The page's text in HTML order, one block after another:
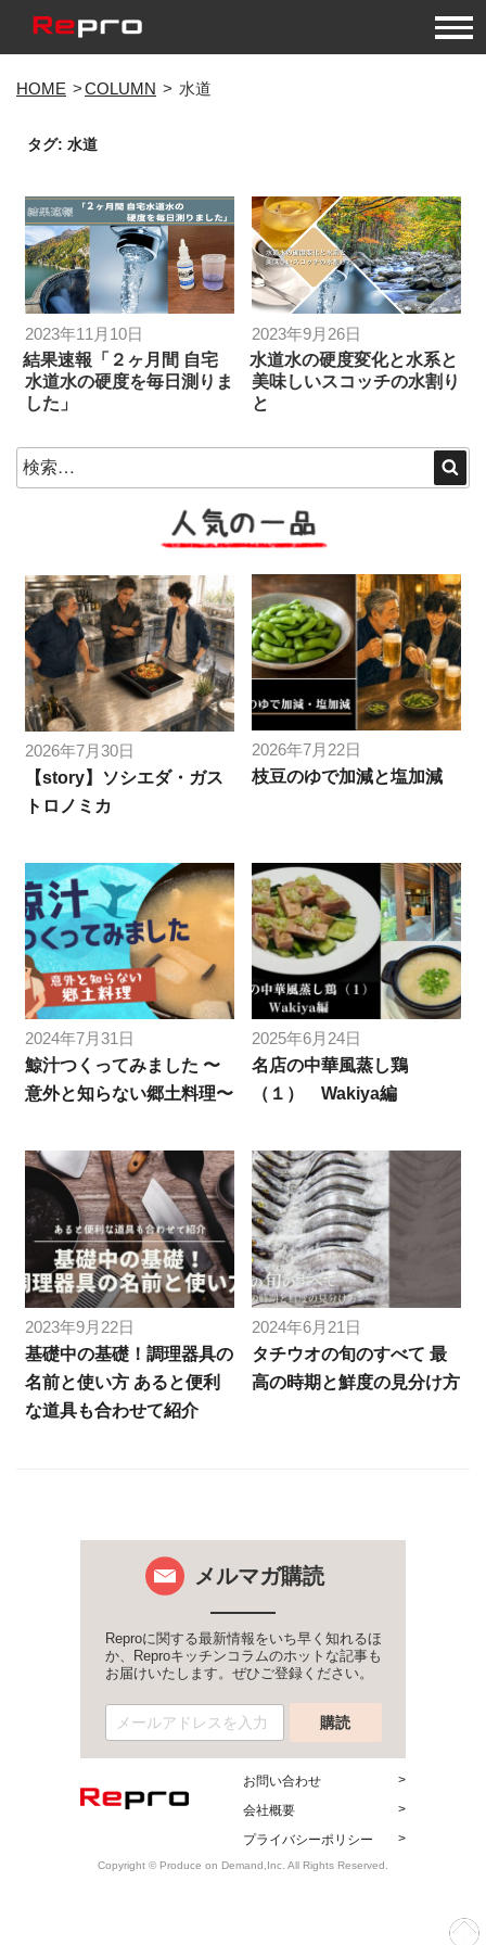
HOME COLUMN 水道
タグ: 水道
投
稿
日:
2023年11月10日
結果速報「２ヶ月間 自宅
水道水の硬度を毎日測りま
した」
投
稿
日:
2023年9月26日
水道水の硬度変化と水系と
美味しいスコッチの水割り
と
検
索:
索
2026年7月30日
【story】ソシエダ・ガス
トロノミカ
2026年7月22日
枝豆のゆで加減と塩加減
2024年7月31日
鯨汁つくってみました 〜
意外と知らない郷土料理〜
2025年6月24日
名店の中華風蒸し鶏
（１） Wakiya編
2023年9月22日
基礎中の基礎！調理器具の
名前と使い方 あると便利
な道具も合わせて紹介
2024年6月21日
タチウオの旬のすべて 最
高の時期と鮮度の見分け方
メルマガ購読
Reproに関する最新情報をいち早く知れるほ
か、Reproキッチンコラムのホットな記事も
お届けいたします。ぜひご登録ください。
お問い合わせ
会社概要
プライバシーポリシー
Copyright © Produce on Demand,Inc. All Rights Reserved.